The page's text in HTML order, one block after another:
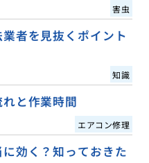
害虫
者を見抜くポイント
知識
と作業時間
エアコン修理
効く？知っておきた